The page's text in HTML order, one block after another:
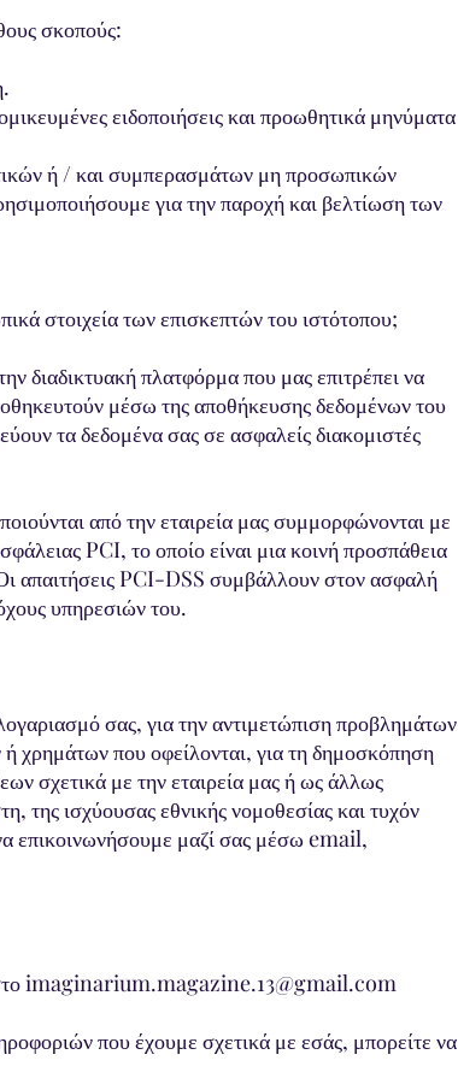
σκοπούς:
ειδοποιήσεις και προωθητικά μηνύματα
ή / και συμπερασμάτων μη προσωπικών
για την παροχή και βελτίωση των
στοιχεία των επισκεπτών του ιστότοπου;
διαδικτυακή πλατφόρμα που μας επιτρέπει να
μέσω της αποθήκευσης δεδομένων του
τα δεδομένα σας σε ασφαλείς διακομιστές
από την εταιρεία μας συμμορφώνονται με
PCI, το οποίο είναι μια κοινή προσπάθεια
PCI-DSS συμβάλλουν στον ασφαλή
υπηρεσιών του.
σας, για την αντιμετώπιση προβλημάτων
χρημάτων που οφείλονται, για τη δημοσκόπηση
σχετικά με την εταιρεία μας ή ως άλλως
της ισχύουσας εθνικής νομοθεσίας και τυχόν
επικοινωνήσουμε μαζί σας μέσω email,
imaginarium.magazine.13@gmail.com
που έχουμε σχετικά με εσάς, μπορείτε να